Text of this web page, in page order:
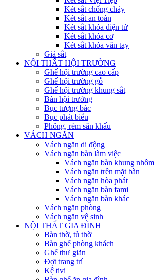
Két sắt chống cháy
Két sắt an toàn
Két sắt khóa điện tử
Két sắt khóa cơ
Két sắt khóa vân tay
Giá sắt
NỘI THẤT HỘI TRƯỜNG
Ghế hội trường cao cấp
Ghế hội trường gỗ
Ghế hội trường khung sắt
Bàn hội trường
Bục tượng bác
Bục phát biểu
Phông, rèm sân khấu
VÁCH NGĂN
Vách ngăn di động
Vách ngăn bàn làm việc
Vách ngăn bàn khung nhôm
Vách ngăn trên mặt bàn
Vách ngăn hòa phát
Vách ngăn bàn fami
Vách ngăn bàn khác
Vách ngăn phòng
Vách ngăn vệ sinh
NỘI THẤT GIA ĐÌNH
Bàn thờ, tủ thờ
Bàn ghế phòng khách
Ghế thư giãn
Đợt trang trí
Kệ tivi